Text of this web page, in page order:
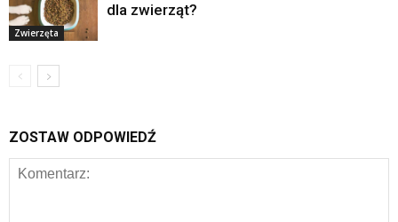
Zwierzęta
dla zwierząt?
ZOSTAW ODPOWIEDŹ